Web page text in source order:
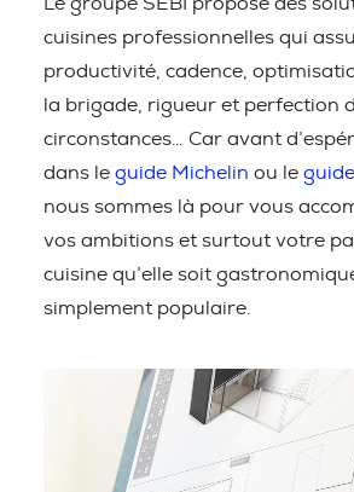
cuisines professionnelles qui
productivité, cadence,
la brigade, rigueur et perfection
circonstances… Car avant
dans le guide Michelin ou le
nous sommes là pour vous
vos ambitions et surtout votre
cuisine qu’elle soit
simplement populaire.